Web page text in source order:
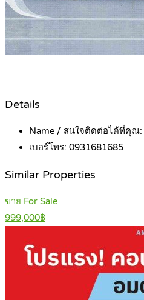
Details
Name / สนใจติดต่อได้ที่คุณ:
เบอร์โทร: 0931681685
Similar Properties
ขาย For Sale
999,000฿